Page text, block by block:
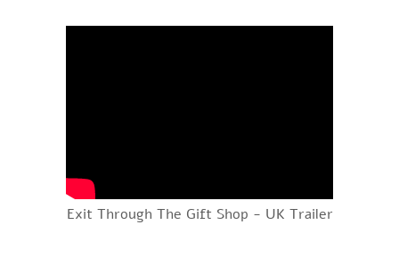
Exit Through The Gift Shop - UK Trailer